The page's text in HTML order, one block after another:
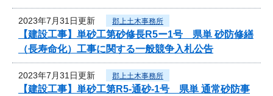
2023年7月31日更新 郡上土木事務所
【建設工事】単砂工第砂修長R5ー1号 県単 砂防修繕
（長寿命化）工事に関する一般競争入札公告
2023年7月31日更新 郡上土木事務所
【建設工事】単砂工第R5-通砂-1号 県単 通常砂防事